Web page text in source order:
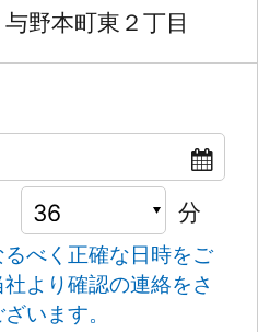
野本町東２丁目
分
るべく正確な日時をご
社より確認の連絡をさ
います。